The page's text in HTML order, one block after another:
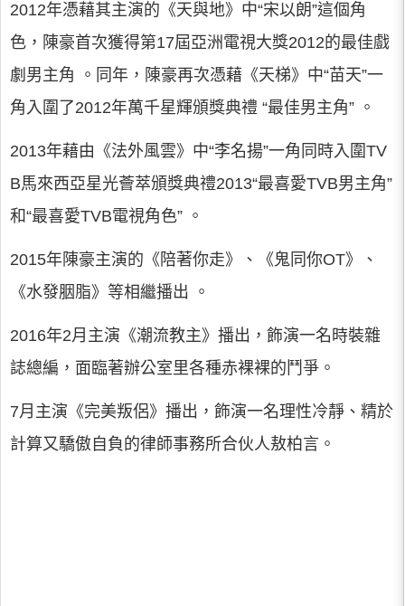
2012年憑藉其主演的《天與地》中“宋以朗”這個角
色，陳豪首次獲得第17屆亞洲電視大獎2012的最佳戲
劇男主角 。同年，陳豪再次憑藉《天梯》中“苗天”一
角入圍了2012年萬千星輝頒獎典禮 “最佳男主角” 。
2013年藉由《法外風雲》中“李名揚”一角同時入圍TV
B馬來西亞星光薈萃頒獎典禮2013“最喜愛TVB男主角”
和“最喜愛TVB電視角色” 。
2015年陳豪主演的《陪著你走》、《鬼同你OT》、
《水發胭脂》等相繼播出 。
2016年2月主演《潮流教主》播出，飾演一名時裝雜
誌總編，面臨著辦公室里各種赤裸裸的鬥爭。
7月主演《完美叛侶》播出，飾演一名理性冷靜、精於
計算又驕傲自負的律師事務所合伙人敖柏言。